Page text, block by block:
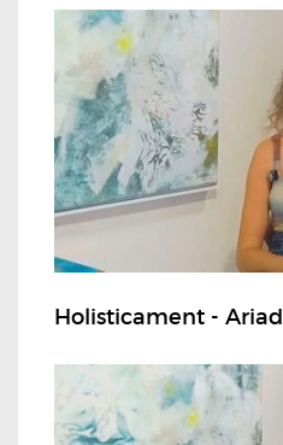
Holisticament -